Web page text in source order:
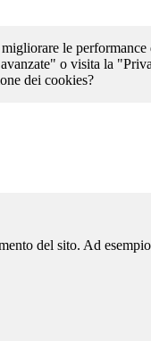
le
o visita la
dei cookies?
del sito. Ad